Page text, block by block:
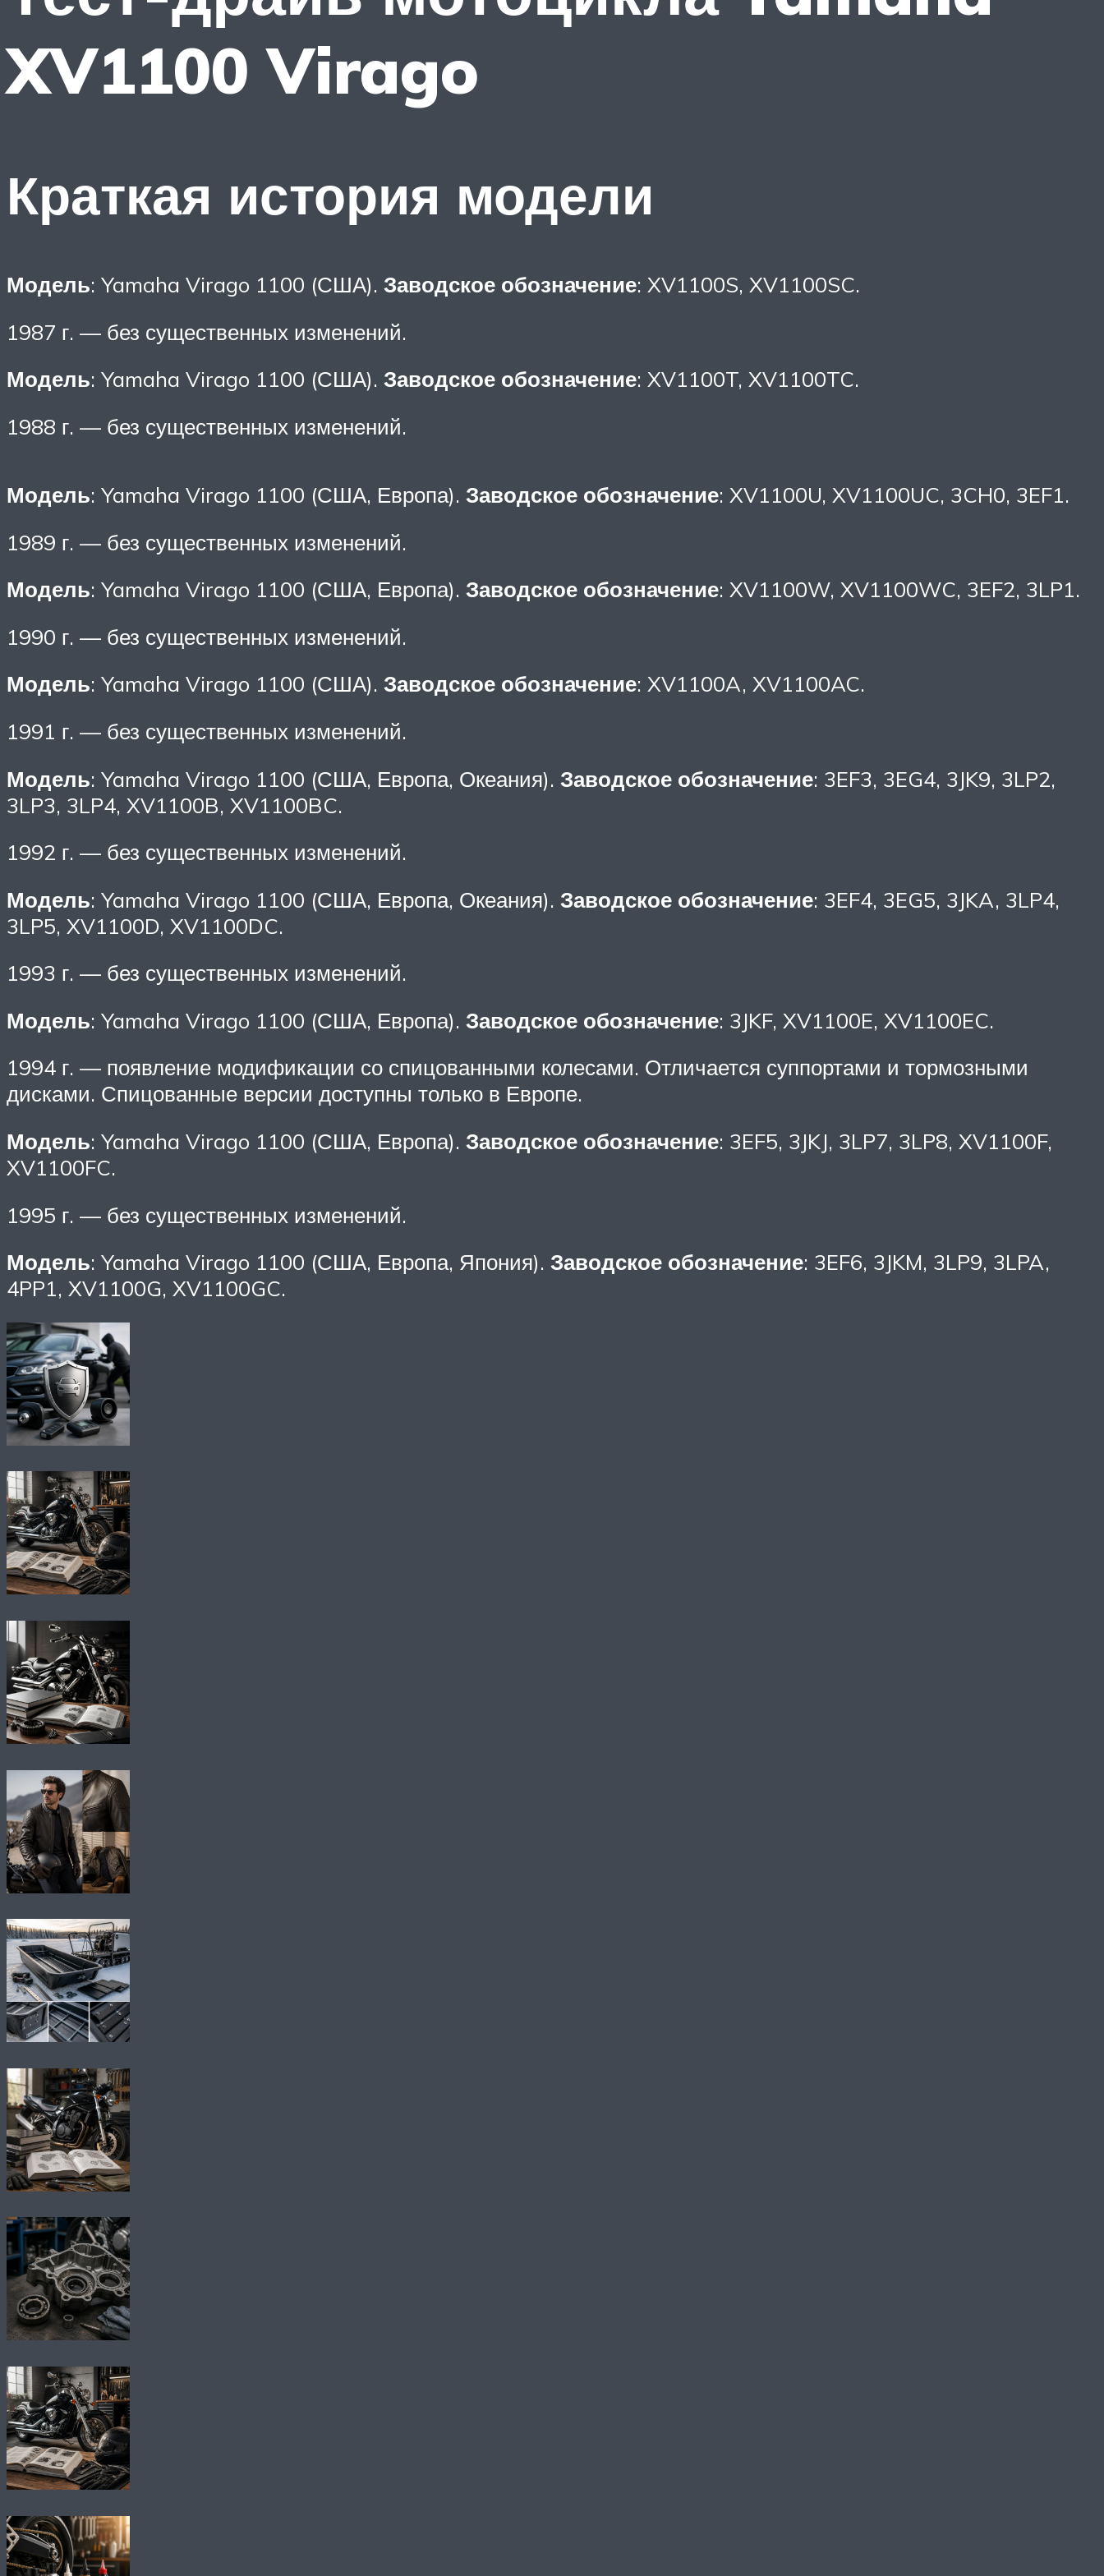
XV1100 Virago
Краткая история модели
Модель: Yamaha Virago 1100 (США). Заводское обозначение: XV1100S, XV1100SC.
1987 г. — без существенных изменений.
Модель: Yamaha Virago 1100 (США). Заводское обозначение: XV1100T, XV1100TC.
1988 г. — без существенных изменений.
Модель: Yamaha Virago 1100 (США, Европа). Заводское обозначение: XV1100U, XV1100UC, 3CH0, 3EF1.
1989 г. — без существенных изменений.
Модель: Yamaha Virago 1100 (США, Европа). Заводское обозначение: XV1100W, XV1100WC, 3EF2, 3LP1.
1990 г. — без существенных изменений.
Модель: Yamaha Virago 1100 (США). Заводское обозначение: XV1100A, XV1100AC.
1991 г. — без существенных изменений.
Модель: Yamaha Virago 1100 (США, Европа, Океания). Заводское обозначение: 3EF3, 3EG4, 3JK9, 3LP2,
3LP3, 3LP4, XV1100B, XV1100BC.
1992 г. — без существенных изменений.
Модель: Yamaha Virago 1100 (США, Европа, Океания). Заводское обозначение: 3EF4, 3EG5, 3JKA, 3LP4,
3LP5, XV1100D, XV1100DC.
1993 г. — без существенных изменений.
Модель: Yamaha Virago 1100 (США, Европа). Заводское обозначение: 3JKF, XV1100E, XV1100EC.
1994 г. — появление модификации со спицованными колесами. Отличается суппортами и тормозными
дисками. Спицованные версии доступны только в Европе.
Модель: Yamaha Virago 1100 (США, Европа). Заводское обозначение: 3EF5, 3JKJ, 3LP7, 3LP8, XV1100F,
XV1100FC.
1995 г. — без существенных изменений.
Модель: Yamaha Virago 1100 (США, Европа, Япония). Заводское обозначение: 3EF6, 3JKM, 3LP9, 3LPA,
4PP1, XV1100G, XV1100GC.